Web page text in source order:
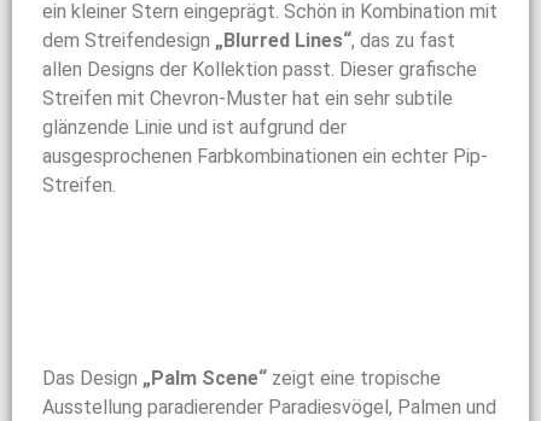
ein kleiner Stern eingeprägt. Schön in Kombination mit
dem Streifendesign „Blurred Lines“, das zu fast
allen Designs der Kollektion passt. Dieser grafische
Streifen mit Chevron-Muster hat ein sehr subtile
glänzende Linie und ist aufgrund der
ausgesprochenen Farbkombinationen ein echter Pip-
Streifen.
Das Design „Palm Scene“ zeigt eine tropische
Ausstellung paradierender Paradiesvögel, Palmen und